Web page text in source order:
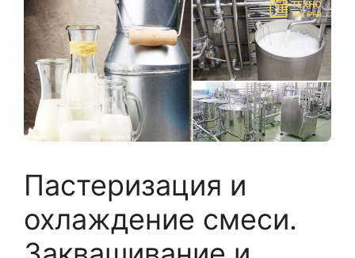
Пастеризация и
охлаждение смеси.